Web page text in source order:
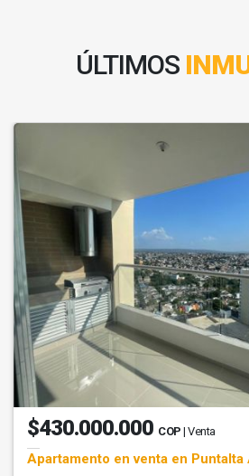
ÚLTIMOS
$430.000.000 COP | Venta
Apartamento en venta en Puntalta